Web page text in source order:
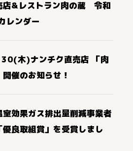
店&レストラン肉の蔵 令和
レンダー
木)ナンチク直売店 「肉
催のお知らせ！
室効果ガス排出量削減事業者
良取組賞」を受賞しまし